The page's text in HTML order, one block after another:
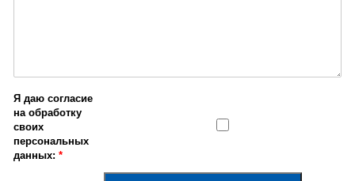
Я даю согласие
на обработку
своих
персональных
данных: *